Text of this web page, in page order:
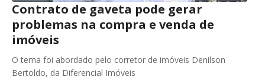
Contrato de gaveta pode gerar
problemas na compra e venda de
imóveis
O tema foi abordado pelo corretor de imóveis Denilson
Bertoldo, da Diferencial Imóveis